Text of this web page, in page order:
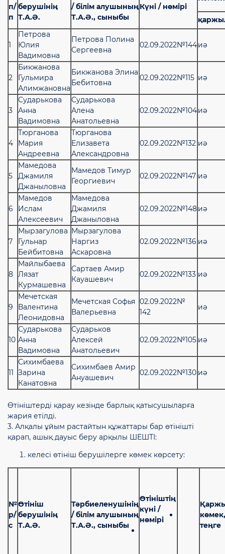
п/
п
берушінің
Т.А.Ә.
/ білім алушының
Т.А.Ә., сыныбы
Күні / нөмірі
1
Петрова
Юлия
Вадимовна
Петрова Полина
Сергеевна
02.09.2022№144иә
2
Бикжанова
Гульмира
Алимжановна
Бикжанова Элина
Бебитовна
02.09.2022№115 иә
3
Сударькова
Анна
Вадимовна
Сударькова
Алена
Анатольевна
02.09.2022№104иә
4
Тюрганова
Мария
Андреевна
Тюрганова
Елизавета
Александровна
02.09.2022№132 иә
5
Мамедова
Джамиля
Джаныловна
Мамедов Тимур
Георгиевич
02.09.2022№147 иә
6
Мамедов
Ислам
Алексеевич
Мамедова
Джамиля
Джаныловна
02.09.2022№148иә
7
Мырзагулова
Гульнар
Бейбитовна
Мырзагулова
Наргиз
Аскаровна
02.09.2022№136 иә
8
Майлыбаева
Лязат
Курмашевна
Сартаев Амир
Кауашевич
02.09.2022№133 иә
9
Мечетская
Валентина
Леонидовна
Мечетская Софья
Валерьевна
02.09.2022№
142
иә
10
Сударькова
Анна
Вадимовна
Сударьков
Алексей
Анатольевич
02.09.2022№105 иә
11
Сихимбаева
Зарина
Канатовна
Сихимбаев Амир
Ануашевич
02.09.2022№130 иә
Өтініштерді қарау кезінде барлық қатысушыларға
жария етілді.
3. Алқалы ұйым растайтын құжаттары бар өтінішті
қарап, ашық дауыс беру арқылы ШЕШТІ:
келесі өтініш берушілерге көмек көрсету:
№
р/
с
Өтініш
берушінің
Т.А.Ә.
Тәрбиеленушінің
/ білім алушының
Т.А.Ә., сыныбы
Өтініштің
күні /
нөмірі
көмек,
теңге